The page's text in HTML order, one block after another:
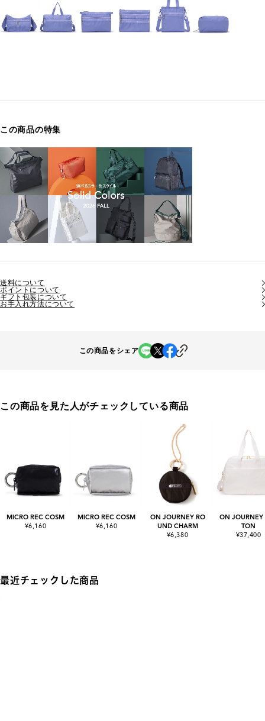
この商品の特集
送料について
ポイントについて
ギフト包装について
お手入れ方法について
この商品をシェア
この商品を見た人がチェックしている商品
MICRO REC COSM
¥6,160
MICRO REC COSM
¥6,160
ON JOURNEY RO
UND CHARM
¥6,380
ON JOURNEY
TON
¥37,400
最近チェックした商品